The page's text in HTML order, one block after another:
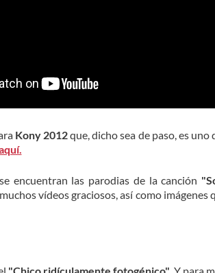
Kony 2012que, dicho sea de paso, es
encuentran las parodias de la canción
vídeos graciosos, así como